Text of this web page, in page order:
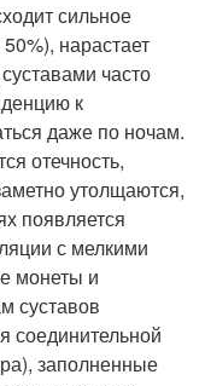
сильное
нарастает
часто
к
даже по ночам.
отечность,
утолщаются,
появляется
с мелкими
монеты и
суставов
соединительной
заполненные